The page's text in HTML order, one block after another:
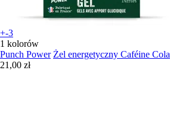
+-3
1 kolorów
Punch Power Żel energetyczny Caféine Cola
21,00 zł